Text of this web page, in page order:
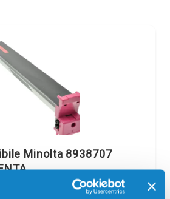
Minolta 8938707